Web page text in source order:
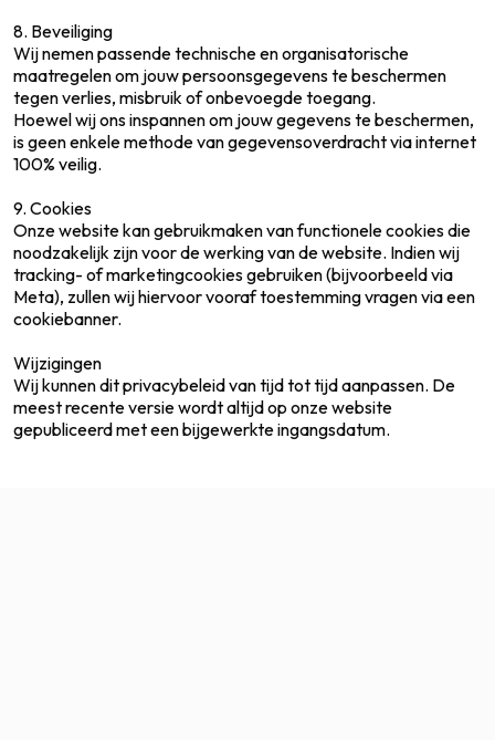
8. Beveiliging
Wij nemen passende technische en organisatorische
maatregelen om jouw persoonsgegevens te beschermen
tegen verlies, misbruik of onbevoegde toegang.
Hoewel wij ons inspannen om jouw gegevens te beschermen,
is geen enkele methode van gegevensoverdracht via internet
100% veilig.
9. Cookies
Onze website kan gebruikmaken van functionele cookies die
noodzakelijk zijn voor de werking van de website. Indien wij
tracking- of marketingcookies gebruiken (bijvoorbeeld via
Meta), zullen wij hiervoor vooraf toestemming vragen via een
cookiebanner.
Wijzigingen
Wij kunnen dit privacybeleid van tijd tot tijd aanpassen. De
meest recente versie wordt altijd op onze website
gepubliceerd met een bijgewerkte ingangsdatum.